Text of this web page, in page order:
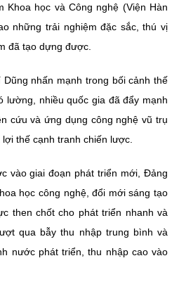
AND TECHNOLOGY
Khoa học và Công nghệ (Viện Hàn
những trải nghiệm đặc sắc, thú vị
đã tạo dựng được.
nhấn mạnh trong bối cảnh thế
lường, nhiều quốc gia đã đẩy mạnh
cứu và ứng dụng công nghệ vũ trụ
thế cạnh tranh chiến lược.
vào giai đoạn phát triển mới, Đảng
học công nghệ, đổi mới sáng tạo
then chốt cho phát triển nhanh và
qua bẫy thu nhập trung bình và
nước phát triển, thu nhập cao vào